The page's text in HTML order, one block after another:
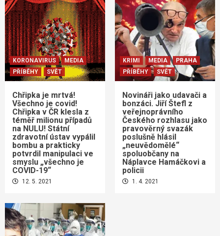
KORONAVIRUS
MEDIA
PŘÍBĚHY
SVĚT
Chřipka je mrtvá!
Všechno je covid!
Chřipka v ČR klesla z
téměř milionu případů
na NULU! Státní
zdravotní ústav vypálil
bombu a prakticky
potvrdil manipulaci ve
smyslu „všechno je
COVID-19“
12. 5. 2021
KRIMI MEDIA
PRAHA
PŘÍBĚHY
SVĚT
Novináři jako udavači a
bonzáci. Jiří Štefl z
veřejnoprávního
Českého rozhlasu jako
pravověrný svazák
poslušně hlásil
„neuvědomělé“
spoluobčany na
Náplavce Hamáčkovi a
policii
1. 4. 2021